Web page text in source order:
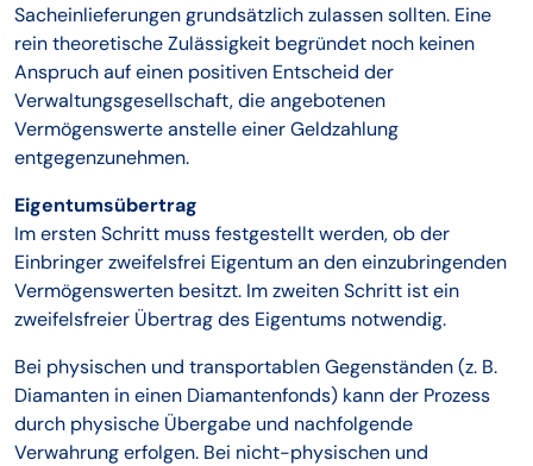
Sacheinlieferungen grundsätzlich zulassen sollten. Eine
rein theoretische Zulässigkeit begründet noch keinen
Anspruch auf einen positiven Entscheid der
Verwaltungsgesellschaft, die angebotenen
Vermögenswerte anstelle einer Geldzahlung
entgegenzunehmen.
Eigentumsübertrag
Im ersten Schritt muss festgestellt werden, ob der
Einbringer zweifelsfrei Eigentum an den einzubringenden
Vermögenswerten besitzt. Im zweiten Schritt ist ein
zweifelsfreier Übertrag des Eigentums notwendig.
Bei physischen und transportablen Gegenständen (z. B.
Diamanten in einen Diamantenfonds) kann der Prozess
durch physische Übergabe und nachfolgende
Verwahrung erfolgen. Bei nicht-physischen und